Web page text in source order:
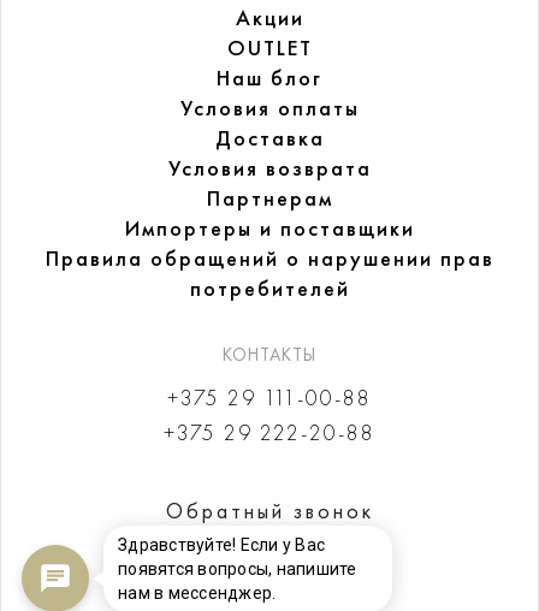
Акции
OUTLET
Наш блог
Условия оплаты
Доставка
Условия возврата
Партнерам
Импортеры и поставщики
Правила обращений о нарушении прав
потребителей
КОНТАКТЫ
+375 29 111-00-88
+375 29 222-20-88
Обратный звонок
Здравствуйте! Если у Вас
появятся вопросы, напишите
нам в мессенджер.